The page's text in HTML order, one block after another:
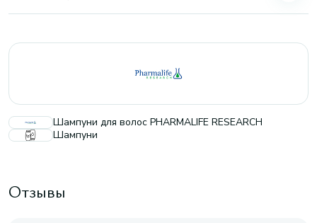
Шампуни для волос PHARMALIFE RESEARCH
Шампуни
Отзывы